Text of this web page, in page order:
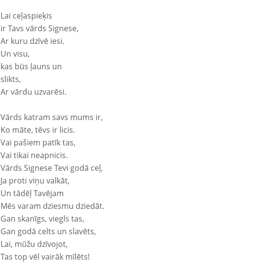
Lai ceļaspieķis
ir Tavs vārds Signese,
Ar kuru dzīvē iesi.
Un visu,
kas būs ļauns un
slikts,
Ar vārdu uzvarēsi.
Vārds katram savs mums ir,
Ko māte, tēvs ir licis.
Vai pašiem patīk tas,
Vai tikai neapnicis.
Vārds Signese Tevi godā ceļ,
Ja proti viņu valkāt,
Un tādēļ Tavējam
Mēs varam dziesmu dziedāt.
Gan skanīgs, viegls tas,
Gan godā celts un slavēts,
Lai, mūžu dzīvojot,
Tas top vēl vairāk mīlēts!